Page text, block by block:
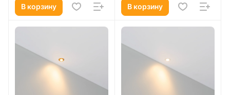
В корзину В корзину